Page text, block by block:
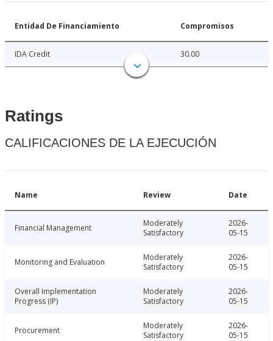
Entidad De Financiamiento Compromisos
IDA Credit 30.00
Ratings
CALIFICACIONES DE LA EJECUCIÓN
Name Review Date
Financial Management
Moderately
Satisfactory
2026-
05-15
Monitoring and Evaluation
Moderately
Satisfactory
2026-
05-15
Overall Implementation
Progress (IP)
Moderately
Satisfactory
2026-
05-15
Procurement
Moderately
Satisfactory
2026-
05-15